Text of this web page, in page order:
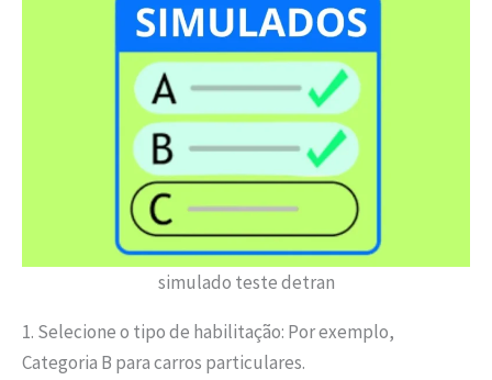
simulado teste detran
1. Selecione o tipo de habilitação: Por exemplo,
Categoria B para carros particulares.